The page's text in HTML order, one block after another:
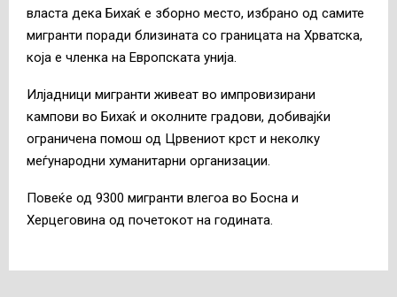
власта дека Бихаќ е зборно место, избрано од самите
мигранти поради близината со границата на Хрватска,
која е членка на Европската унија.
Илјадници мигранти живеат во импровизирани
кампови во Бихаќ и околните градови, добивајќи
ограничена помош од Црвениот крст и неколку
меѓународни хуманитарни организации.
Повеќе од 9300 мигранти влегоа во Босна и
Херцеговина од почетокот на годината.